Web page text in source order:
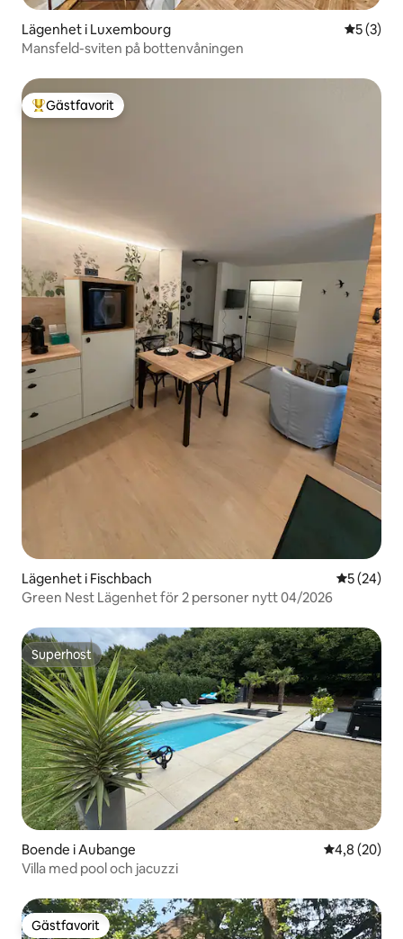
Lägenhet i Luxembourg 5 av 5 i
5 (3)
Mansfeld-sviten på bottenvåningen
Populär gästfavorit
Gästfavorit
Lägenhet i Fischbach 5 av 5 i
5 (24)
Green Nest Lägenhet för 2 personer nytt 04/2026
Superhost
Superhost
Boende i Aubange 4,8 av 5 i
4,8 (20)
Villa med pool och jacuzzi
Gästfavorit
Gästfavorit